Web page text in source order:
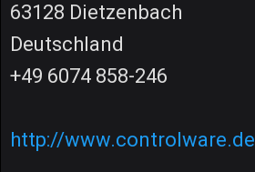
63128 Dietzenbach
Deutschland
+49 6074 858-246
http://www.controlware.de